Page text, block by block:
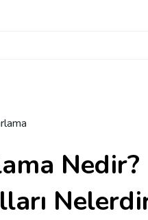
Nedir?